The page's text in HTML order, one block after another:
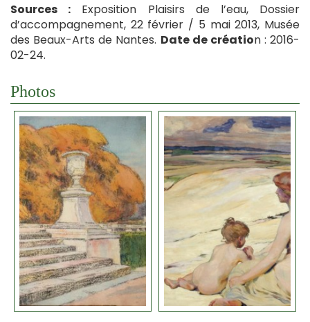
Sources : Exposition Plaisirs de l’eau, Dossier
d’accompagnement, 22 février / 5 mai 2013, Musée
des Beaux-Arts de Nantes. Date de création : 2016-
02-24.
Photos